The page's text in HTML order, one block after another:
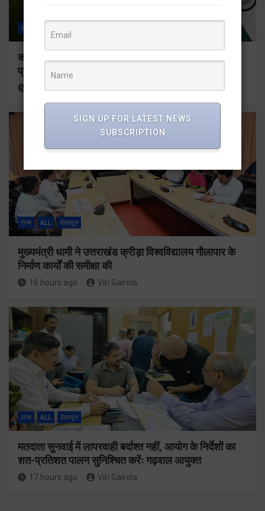
राज्य
कॉमनवेल्थ गेम्स 2026 के उत्तराखंड के पदक विजेताओं और
प्रशिक्षकों को मुख्यमंत्री धामी ने किया सम्मानित
15 hours ago Viri Gairola
राज्य ALL देहरादून
मुख्यमंत्री धामी ने उत्तराखंड क्रीड़ा विश्वविद्यालय गौलापार के
निर्माण कार्यों की समीक्षा की
16 hours ago Viri Gairola
राज्य ALL देहरादून
मतदाता सुनवाई में लापरवाही बर्दाश्त नहीं, आयोग के निर्देशों का
शत-प्रतिशत पालन सुनिश्चित करेंः गढ़वाल आयुक्त
17 hours ago Viri Gairola
SIGN UP FOR LATEST NEWS
SUBSCRIPTION